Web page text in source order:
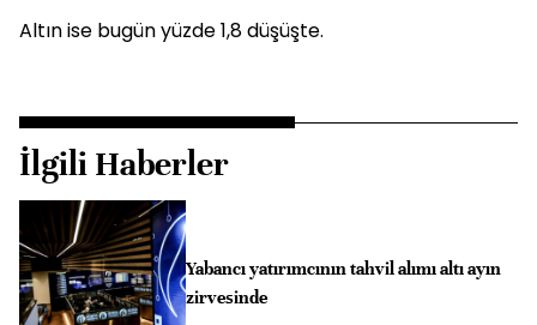
Altın ise bugün yüzde 1,8 düşüşte.
İlgili Haberler
Yabancı yatırımcının tahvil alımı altı ayın
zirvesinde